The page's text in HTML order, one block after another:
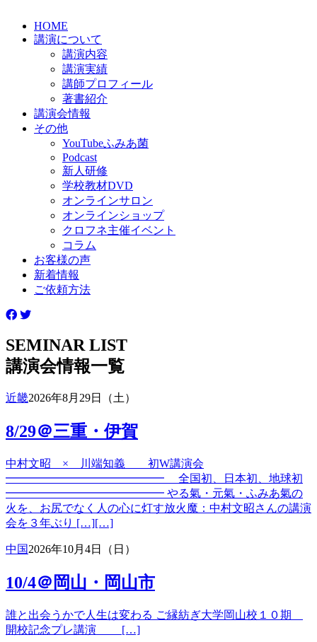
HOME
講演について
講演内容
講演実績
講師プロフィール
著書紹介
講演会情報
その他
YouTubeふみあ菌
Podcast
新人研修
学校教材DVD
オンラインサロン
オンラインショップ
クロフネ主催イベント
コラム
お客様の声
新着情報
ご依頼方法
SEMINAR LIST
講演会情報一覧
近畿2026年8月29日（土）
8/29＠三重・伊賀
中村文昭 × 川端知義 初W講演会
━━━━━━━━━━━━━━ 全国初、日本初、地球初
━━━━━━━━━━━━━━ やる氣・元氣・ふみあ氣の
火を、お尻でなく人の心に灯す放火魔：中村文昭さんの講演
会を３年ぶり […][…]
中国2026年10月4日（日）
10/4＠岡山・岡山市
誰と出会うかで人生は変わる ご縁紡ぎ大学岡山校１０期
開校記念プレ講演 […]